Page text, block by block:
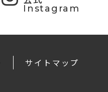
Instagram
サイトマップ